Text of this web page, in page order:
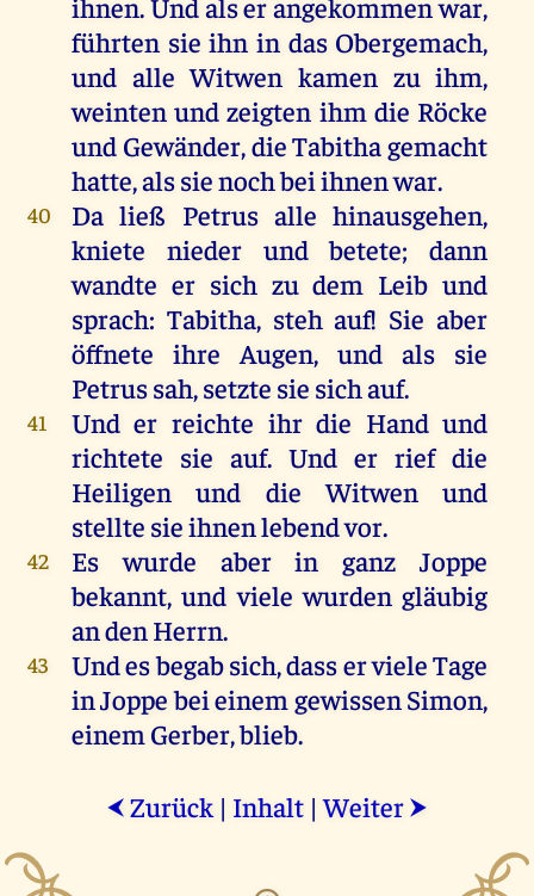
führten sie ihn in dasObergemach,
und alle Witwen kamen zu ihm,
weinten und zeigten ihm die Röcke
undGewänder,dieTabithagemacht
hatte,alssienochbeiihnenwar.
40 Da ließ Petrus alle hinausgehen,
kniete
nieder und betete;dann
wandte er sich zu dem Leib und
sprach: Tabitha, stehauf! Sie aber
öffnete ihre Augen,und als sie
Petrussah,setzte sie sichauf.
41 Und er reichte ihr die Hand und
richtete sie auf.Und er rief die
Heiligen
und die Witwen
und
stellte sieihnenlebendvor.
42 Es wurde aber in ganz
Joppe
bekannt,und viele wurden gläubig
andenHerrn.
43 Undesbegabsich, dasservieleTage
inJoppebeieinem gewissenSimon,
einem Gerber,blieb.
⮜ Zurück | Inhalt |Weiter ⮞